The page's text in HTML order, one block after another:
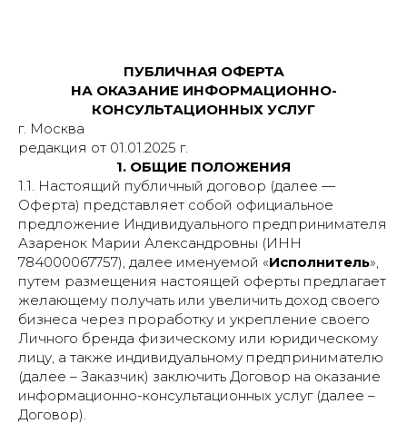
ПУБЛИЧНАЯ ОФЕРТА
НА ОКАЗАНИЕ ИНФОРМАЦИОННО-
КОНСУЛЬТАЦИОННЫХ УСЛУГ
г. Москва
редакция от 01.01.2025 г.
1. ОБЩИЕ ПОЛОЖЕНИЯ
1.1. Настоящий публичный договор (далее —
Оферта) представляет собой официальное
предложение Индивидуального предпринимателя
Азаренок Марии Александровны (ИНН
784000067757), далее именуемой «Исполнитель»,
путем размещения настоящей оферты предлагает
желающему получать или увеличить доход своего
бизнеса через проработку и укрепление своего
Личного бренда физическому или юридическому
лицу, а также индивидуальному предпринимателю
(далее – Заказчик) заключить Договор на оказание
информационно-консультационных услуг (далее –
Договор).